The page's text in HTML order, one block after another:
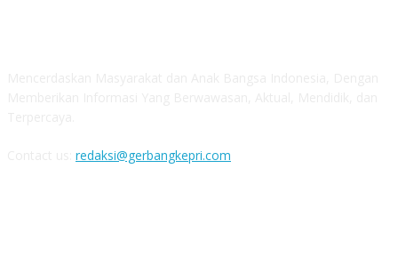
redaksi@gerbangkepri.com